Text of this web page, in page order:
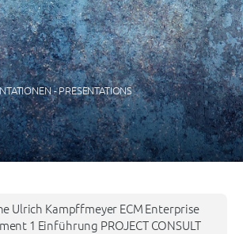
- PRESENTATIONS
Ulrich Kampffmeyer ECM Enterprise
1 Einführung PROJECT CONSULT